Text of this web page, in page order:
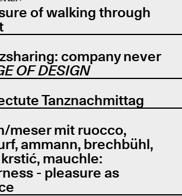
of walking through
company never
OF DESIGN
Tanznachmittag
meser mit ruocco,
ammann, brechbühl,
mauchle:
- pleasure as